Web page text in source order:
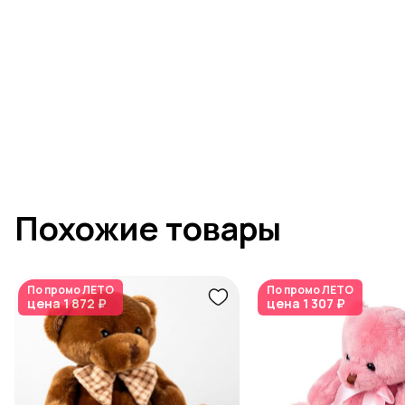
Похожие товары
По промоЛЕТО
цена1 872 ₽
По промоЛЕТО
цена 1 307 ₽